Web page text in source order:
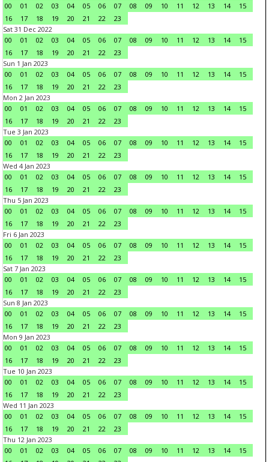
00
01 02 03 04 05 06 07 08 09 10 11 12 13 14
15
16
17 18 19 20 21 22
23
Sat 31 Dec 2022
00
01 02 03 04 05 06 07 08 09 10 11 12 13 14
15
16
17 18 19 20 21 22
23
Sun 1 Jan 2023
00
01 02 03 04 05 06 07 08 09 10 11 12 13 14
15
16
17 18 19 20 21 22
23
Mon 2 Jan 2023
00
01 02 03 04 05 06 07 08 09 10 11 12 13 14
15
16
17 18 19 20 21 22
23
Tue 3 Jan 2023
00
01 02 03 04 05 06 07 08 09 10 11 12 13 14
15
16
17 18 19 20 21 22
23
Wed 4 Jan 2023
00
01 02 03 04 05 06 07 08 09 10 11 12 13 14
15
16
17 18 19 20 21 22
23
Thu 5 Jan 2023
00
01 02 03 04 05 06 07 08 09 10 11 12 13 14
15
16
17 18 19 20 21 22
23
Fri 6 Jan 2023
00
01 02 03 04 05 06 07 08 09 10 11 12 13 14
15
16
17 18 19 20 21 22
23
Sat 7 Jan 2023
00
01 02 03 04 05 06 07 08 09 10 11 12 13 14
15
16
17 18 19 20 21 22
23
Sun 8 Jan 2023
00
01 02 03 04 05 06 07 08 09 10 11 12 13 14
15
16
17 18 19 20 21 22
23
Mon 9 Jan 2023
00
01 02 03 04 05 06 07 08 09 10 11 12 13 14
15
16
17 18 19 20 21 22
23
Tue 10 Jan 2023
00
01 02 03 04 05 06 07 08 09 10 11 12 13 14
15
16
17 18 19 20 21 22
23
Wed 11 Jan 2023
00
01 02 03 04 05 06 07 08 09 10 11 12 13 14
15
16
17 18 19 20 21 22
23
Thu 12 Jan 2023
00
01 02 03 04 05 06 07 08 09 10 11 12 13 14
15